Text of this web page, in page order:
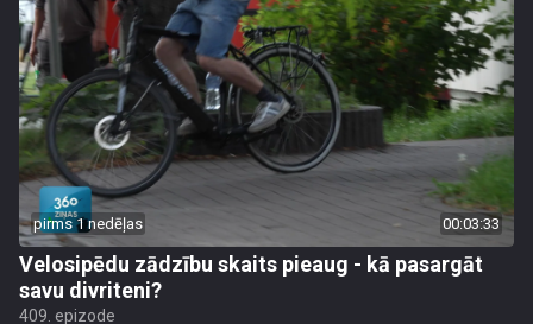
pirms 1 nedēļas 00:03:33
Velosipēdu zādzību skaits pieaug - kā pasargāt
savu divriteni?
409. epizode